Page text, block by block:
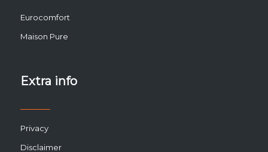
Eurocomfort
Maison Pure
Extra info
Privacy
Disclaimer